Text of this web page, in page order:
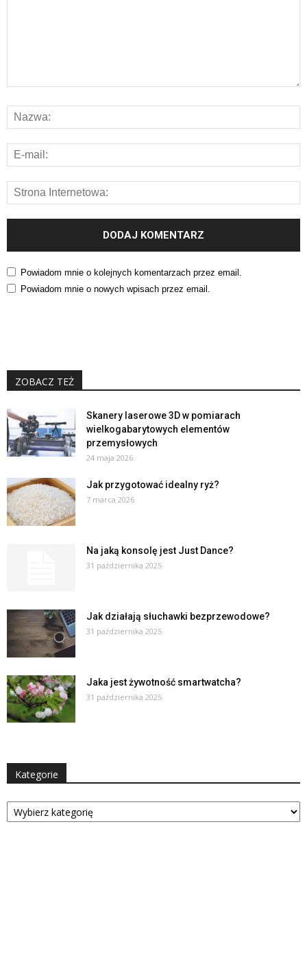
Powiadom mnie o kolejnych komentarzach przez email.
Powiadom mnie o nowych wpisach przez email.
ZOBACZ TEŻ
Skanery laserowe 3D w pomiarach
wielkogabarytowych elementów
przemysłowych
24 maja 2026
Jak przygotować idealny ryż?
7 marca 2026
Na jaką konsolę jest Just Dance?
31 października 2025
Jak działają słuchawki bezprzewodowe?
31 października 2025
Jaka jest żywotność smartwatcha?
31 października 2025
Kategorie
Kategorie